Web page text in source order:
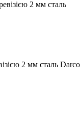
2 мм сталь Darco